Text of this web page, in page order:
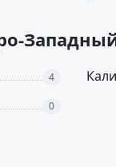
4
0